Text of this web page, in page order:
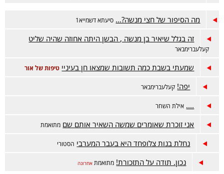
מה הסיפור של חצי מנשה?… סיעתא דשמייא1
זה בגלל שיאיר בן מנשה , הבשן היתה אחוזה שהיה שליט
קעלעברימבאר
שמעתי בשבת כמה תשובות שמצאו חן בעיניי טיפות של אור
יפה! קעלעברימבאר
.... אילת השחר
אני זוכרת שאומרים שמשה השאיר אותם שם מתואמת
נחלת בנות צלופחד היא בעבר המערבי הסטורי
נכון. תודה על התזכורת! מתואמת אחרונה